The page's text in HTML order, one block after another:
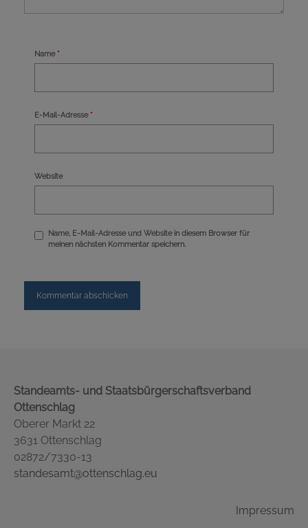
Name*
E-Mail-Adresse*
Website
Name, E-Mail-Adresse und Website in diesem Browser für
meinen nächsten Kommentar speichern.
Standeamts- und Staatsbürgerschaftsverband
Ottenschlag
Oberer Markt 22
3631 Ottenschlag
02872/7330-13
standesamt@ottenschlag.eu
Impressum